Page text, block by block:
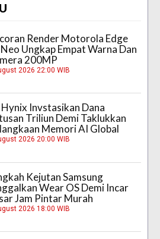
Render Motorola Edge
Ungkap Empat Warna Dan
200MP
2026 22:00 WIB
Hynix Invstasikan Dana
Triliun Demi Taklukkan
Memori AI Global
2026 20:00 WIB
Kejutan Samsung
Wear OS Demi Incar
Jam Pintar Murah
2026 18:00 WIB